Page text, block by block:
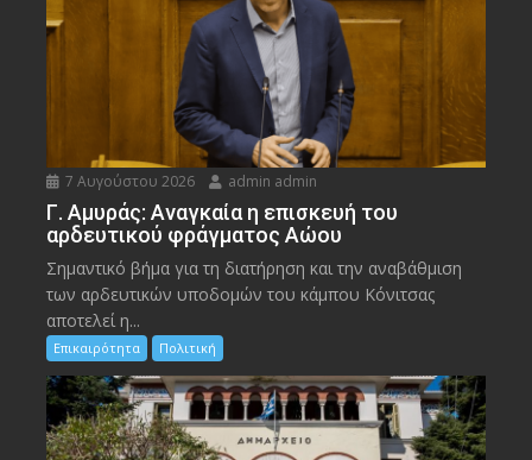
7 Αυγούστου 2026 admin admin
Γ. Αμυράς: Αναγκαία η επισκευή του
αρδευτικού φράγματος Αώου
Σημαντικό βήμα για τη διατήρηση και την αναβάθμιση
των αρδευτικών υποδομών του κάμπου Κόνιτσας
αποτελεί η...
Επικαιρότητα Πολιτική